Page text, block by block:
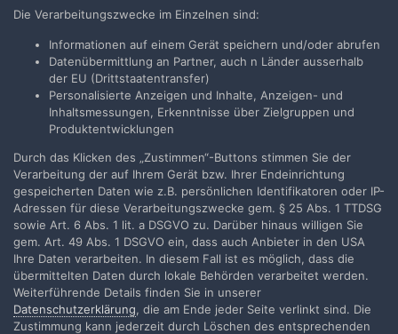
absoluten Werte liefert, und deshalb hatten wir immer Abstand...
3. Juni 109 Antworten
Filmvorführer.de via Google durchsuchen:
Sprache
Impressum / Datenschutzerklärung
Nutzungsbedingungen
Realisierung: IN-Solution
Powered by Invision Community
Die Verarbeitungszwecke im Einzelnen sind:
Informationen auf einem Gerät speichern und/oder abrufen
Datenübermittlung an Partner, auch n Länder ausserhalb
der EU (Drittstaatentransfer)
Personalisierte Anzeigen und Inhalte, Anzeigen- und
Inhaltsmessungen, Erkenntnisse über Zielgruppen und
Produktentwicklungen
Durch das Klicken des „Zustimmen“-Buttons stimmen Sie der
Verarbeitung der auf Ihrem Gerät bzw. Ihrer Endeinrichtung
gespeicherten Daten wie z.B. persönlichen Identifikatoren oder IP-
Adressen für diese Verarbeitungszwecke gem. § 25 Abs. 1 TTDSG
sowie Art. 6 Abs. 1 lit. a DSGVO zu. Darüber hinaus willigen Sie
gem. Art. 49 Abs. 1 DSGVO ein, dass auch Anbieter in den USA
Ihre Daten verarbeiten. In diesem Fall ist es möglich, dass die
übermittelten Daten durch lokale Behörden verarbeitet werden.
Weiterführende Details finden Sie in unserer
Datenschutzerklärung, die am Ende jeder Seite verlinkt sind. Die
Zustimmung kann jederzeit durch Löschen des entsprechenden